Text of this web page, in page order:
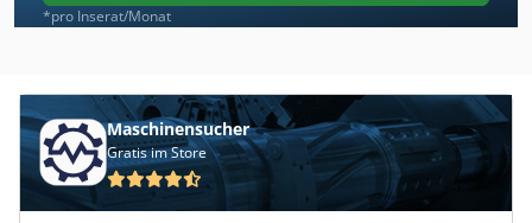
*pro Inserat/Monat
Maschinensucher
Gratis im Store